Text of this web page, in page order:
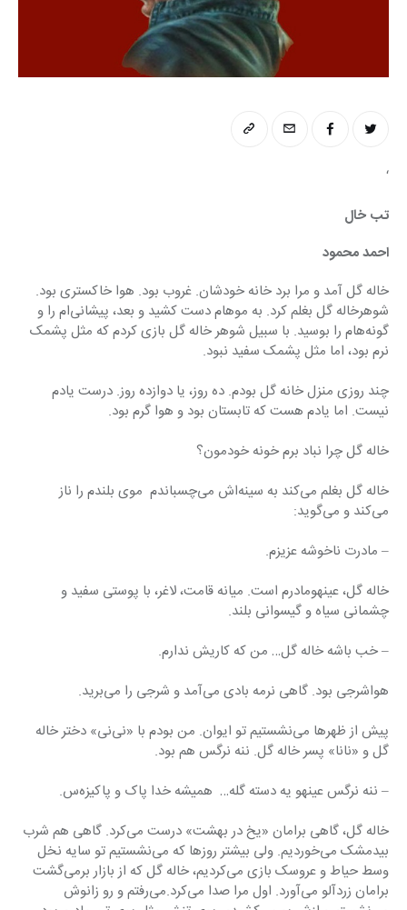
‘
تب خال
احمد محمود
خاله گل آمد و مرا برد خانه خودشان. غروب بود. هوا خاکستری بود.
شوهرخاله گل بغلم کرد. به موهام دست کشید و بعد، پیشانی‌ام را و
گونه‌هام را بوسید. با سبیل شوهر خاله گل بازی کردم که مثل پشمک
نرم بود، اما مثل پشمک سفید نبود.
چند روزی منزل خانه گل بودم. ده روز، یا دوازده روز. درست یادم
نیست. اما یادم هست که تابستان بود و هوا گرم بود.
خاله گل چرا نباد برم خونه خودمون؟
خاله گل بغلم می‌کند به سینه‌اش می‌چسباندم  موی بلندم را ناز
می‌کند و می‌گوید:
– مادرت ناخوشه عزیزم.
خاله گل، عینهومادرم است. میانه قامت، لاغر، با پوستی سفید و
چشمانی سیاه و گیسوانی بلند.
– خب باشه خاله گل… من که کاریش ندارم.
هواشرجی بود. گاهی نرمه بادی می‌آمد و شرجی را می‌برید.
پیش از ظهرها می‌نشستیم تو ایوان. من بودم با «نی‌نی» دختر خاله
گل و «نانا» پسر خاله گل. ننه نرگس هم بود.
– ننه نرگس عینهو یه دسته گله…  همیشه خدا پاک و پاکیزه‌س.
خاله گل، گاهی برامان «یخ در بهشت» درست می‌کرد. گاهی هم شرب
بیدمشک می‌خوردیم. ولی بیشتر روزها که می‌نشستیم تو سایه نخل
وسط حیاط و عروسک بازی می‌کردیم، خاله گل که از بازار برمی‌گشت
برامان زردآلو می‌آورد. اول مرا صدا می‌کرد.می‌رفتم و رو زانوش